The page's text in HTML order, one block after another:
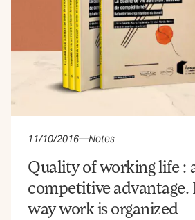
11/10/2016—Notes
Quality of working life :
competitive advantage.
way work is organized